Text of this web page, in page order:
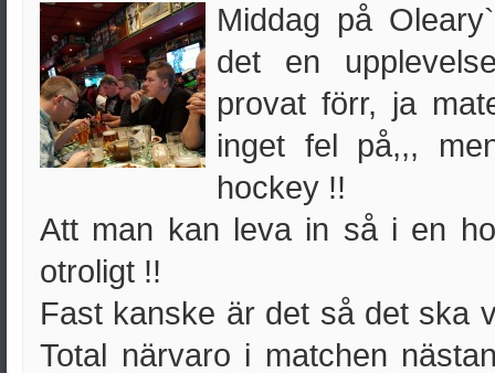
Middag på
det en
provat förr, ja
inget fel på,,,
hockey !!
Att man kan leva in så i en
otroligt !!
Fast kanske är det så det ska
Total närvaro i matchen